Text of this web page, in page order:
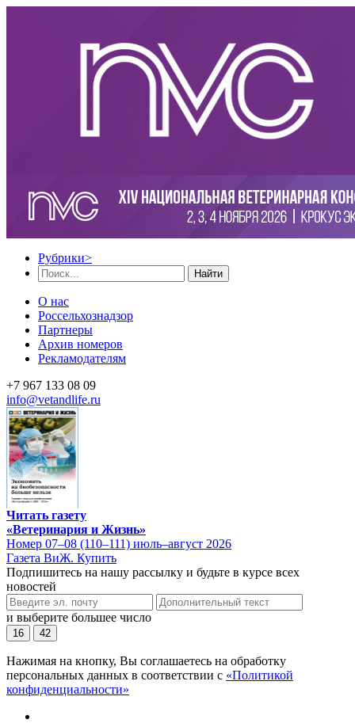
Рубрики>
Найти
О нас
Россельхознадзор
Партнеры
Архив номеров
Рекламодателям
+7 967 133 08 09
info@vetandlife.ru
Читать газету
«Ветеринария и Жизнь»
Номер 07–08 (110–111) июль–август 2026
Газета ВиЖ. Купить
Подпишитесь на нашу рассылку и будьте в курсе всех
новостей
и выберите большее число
16 42
Нажимая на кнопку, Вы соглашаетесь на обработку
персональных данных в соответствии с «Политикой
конфиденциальности»